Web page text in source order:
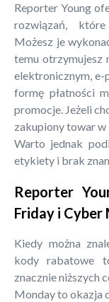
Reporter Young
rozwiązań,
Możesz je
temu otrzymujesz
elektronicznym, e-
formę płatności
promocje. Jeżeli
zakupiony towar
Warto jednak
etykiety i brak
Reporter
Friday i Cyber
Kiedy można
kody rabatowe
znacznie niższych
Monday to okazja